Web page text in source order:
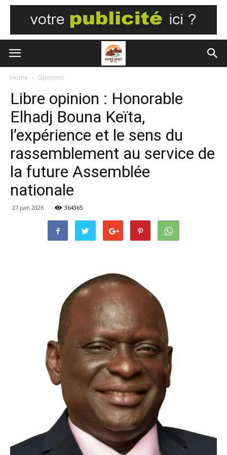
Home Opinions
Libre opinion : Honorable
Elhadj Bouna Keïta,
l’expérience et le sens du
rassemblement au service de
la future Assemblée
nationale
27 juin 2026 364365